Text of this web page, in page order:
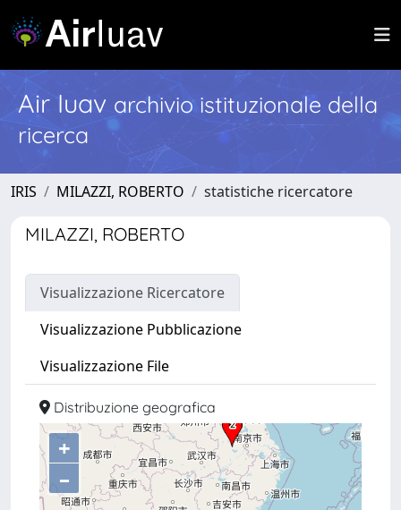
Air Iuav archivio istituzionale della
ricerca
IRIS MILAZZI, ROBERTO statistiche ricercatore
MILAZZI, ROBERTO
Visualizzazione Ricercatore
Visualizzazione Pubblicazione
Visualizzazione File
Distribuzione geografica
+
–